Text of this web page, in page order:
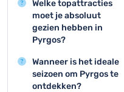
Welke topattracties
moet je absoluut
gezien hebben in
Pyrgos?
Pyrgos beschikt over
prachtige historische
bezienswaardigheden
Wanneer is het ideale
seizoen om Pyrgos te
ontdekken?